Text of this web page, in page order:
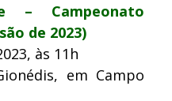
– Campeonato
de 2023)
às 11h
em Campo